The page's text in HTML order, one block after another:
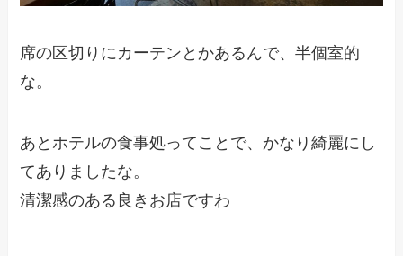
席の区切りにカーテンとかあるんで、半個室的
な。
あとホテルの食事処ってことで、かなり綺麗にし
てありましたな。
清潔感のある良きお店ですわ